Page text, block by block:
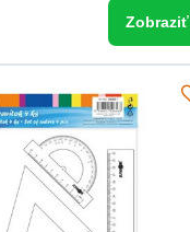
Zobraziť